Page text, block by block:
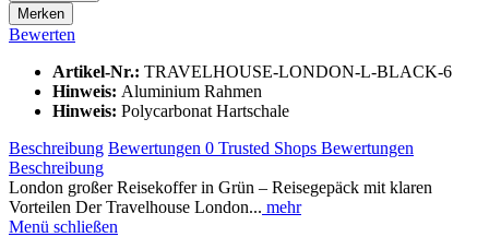
Merken
Bewerten
Artikel-Nr.: TRAVELHOUSE-LONDON-L-BLACK-6
Hinweis: Aluminium Rahmen
Hinweis: Polycarbonat Hartschale
Beschreibung Bewertungen 0 Trusted Shops Bewertungen
Beschreibung
London großer Reisekoffer in Grün – Reisegepäck mit klaren
Vorteilen Der Travelhouse London... mehr
Menü schließen